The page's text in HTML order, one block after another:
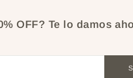
OFF? Te lo damos